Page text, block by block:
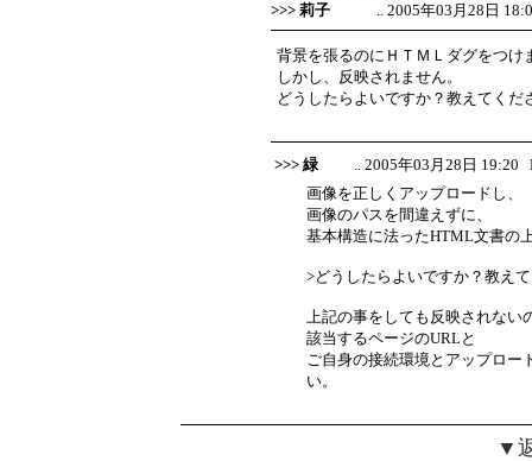
>>> 莉子
.. 2005年03月28日
背景を張るのにＨＴＭＬダグをつけ
しかし、反映されません。
どうしたらよいですか？教えてくだ
>>> 緑
.. 2005年03月28日 19:20
画像を正しくアップロードし、
画像のパスを間違えずに、
基本構造に法ったHTML文書の
>どうしたらよいですか？教え
上記の事をしても反映されない
該当するページのURLと
ご自身の接続環境とアップロ
い。
▼